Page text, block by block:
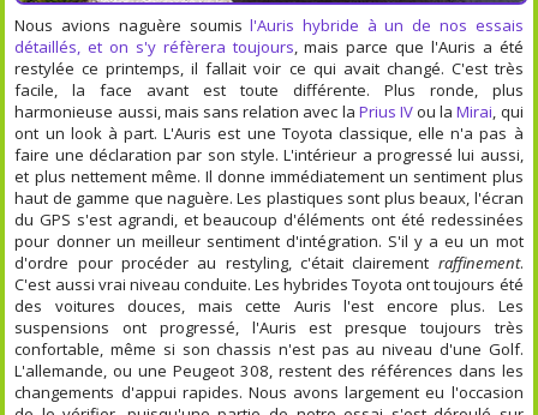
Nous avions naguère soumisl'Auris hybride à un de nos essais
détaillés, et on s'y réfèrera toujours , mais parce que l'Auris a été
restylée ce printemps, il fallait voir ce qui avait changé. C'est très
facile, la face avant est toute différente. Plus ronde, plus
harmonieuse aussi, mais sans relation avec la Prius IVou laMirai , qui
ont un look à part. L'Auris est une Toyota classique, elle n'a pas à
faire une déclaration par son style. L'intérieur a progressé lui aussi,
et plus nettement même. Il donne immédiatement un sentiment plus
haut de gamme que naguère. Les plastiques sont plus beaux, l'écran
du GPS s'est agrandi, et beaucoup d'éléments ont été redessinées
pour donner un meilleur sentiment d'intégration. S'il y a eu un mot
d'ordre pour procéder au restyling, c'était clairement raffinement.
C'est aussi vrai niveau conduite. Les hybrides Toyota ont toujours été
des voitures douces, mais cette Auris l'est encore plus. Les
suspensions ont progressé, l'Auris est presque toujours très
confortable, même si son chassis n'est pas au niveau d'une Golf.
L'allemande, ou une Peugeot 308, restent des références dans les
changements d'appui rapides. Nous avons largement eu l'occasion